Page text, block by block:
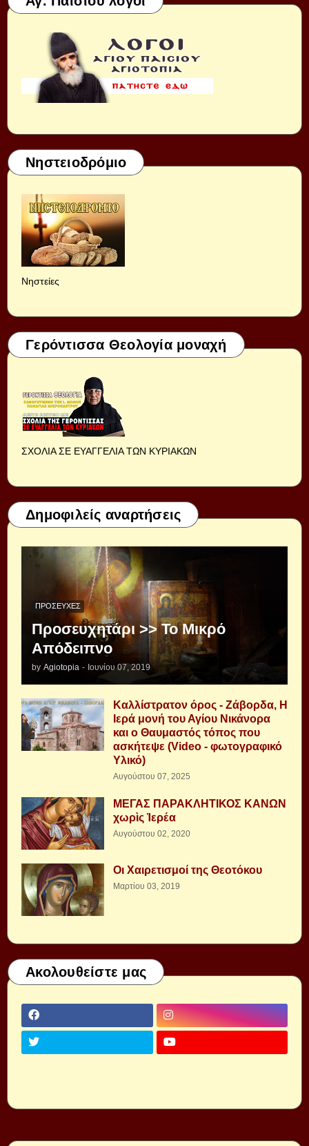
Νηστειοδρόμιο
Νηστείες
Γερόντισσα Θεολογία μοναχή
ΣΧΟΛΙΑ ΣΕ ΕΥΑΓΓΕΛΙΑ ΤΩΝ ΚΥΡΙΑΚΩΝ
Δημοφιλείς αναρτήσεις
ΠΡΟΣΕΥΧΈΣ
Προσευχητάρι >> Το Μικρό
Απόδειπνο
by Agiotopia - Ιουνίου 07, 2019
Καλλίστρατον όρος - Ζάβορδα, Η
Ιερά μονή του Αγίου Νικάνορα
και ο Θαυμαστός τόπος που
ασκήτεψε (Video - φωτογραφικό
Υλικό)
Αυγούστου 07, 2025
ΜΕΓΑΣ ΠΑΡΑΚΛΗΤΙΚΟΣ ΚΑΝΩΝ
χωρὶς Ἱερέα
Αυγούστου 02, 2020
Οι Χαιρετισμοί της Θεοτόκου
Μαρτίου 03, 2019
Ακολουθείστε μας